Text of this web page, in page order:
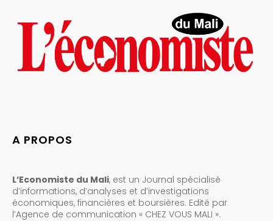
A PROPOS
L’Economiste du Mali, est un Journal spécialisé
d’informations, d’analyses et d’investigations
économiques, financières et boursières. Edité par
l’Agence de communication « CHEZ VOUS MALI ».